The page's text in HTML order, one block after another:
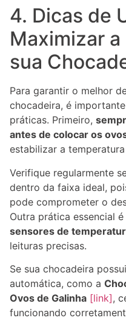
4. Dicas de
Maximizar
sua
Para garantir o melhor
chocadeira, é
práticas. Primeiro,
antes de colocar os
estabilizar a
Verifique regularmente
dentro da faixa ideal,
pode comprometer o
Outra prática essencial é
sensores de
leituras precisas.
Se sua chocadeira
automática, como a
Ovos de Galinha [link],
funcionando